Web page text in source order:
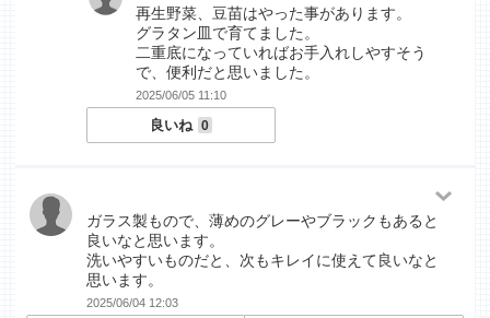
再生野菜、豆苗はやった事があります。
グラタン皿で育てました。
二重底になっていればお手入れしやすそう
で、便利だと思いました。
2025/06/05 11:10
良いね 0
ガラス製もので、薄めのグレーやブラックもあると
良いなと思います。
洗いやすいものだと、次もキレイに使えて良いなと
思います。
2025/06/04 12:03